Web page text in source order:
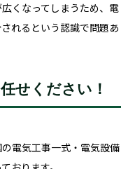
くなってしまうため、電
れるという認識で問題あ
せください！
電気工事一式・電気設備